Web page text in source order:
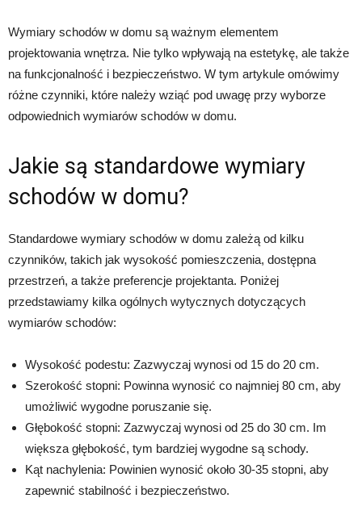
Wymiary schodów w domu są ważnym elementem
projektowania wnętrza. Nie tylko wpływają na estetykę, ale także
na funkcjonalność i bezpieczeństwo. W tym artykule omówimy
różne czynniki, które należy wziąć pod uwagę przy wyborze
odpowiednich wymiarów schodów w domu.
Jakie są standardowe wymiary
schodów w domu?
Standardowe wymiary schodów w domu zależą od kilku
czynników, takich jak wysokość pomieszczenia, dostępna
przestrzeń, a także preferencje projektanta. Poniżej
przedstawiamy kilka ogólnych wytycznych dotyczących
wymiarów schodów:
Wysokość podestu: Zazwyczaj wynosi od 15 do 20 cm.
Szerokość stopni: Powinna wynosić co najmniej 80 cm, aby
umożliwić wygodne poruszanie się.
Głębokość stopni: Zazwyczaj wynosi od 25 do 30 cm. Im
większa głębokość, tym bardziej wygodne są schody.
Kąt nachylenia: Powinien wynosić około 30-35 stopni, aby
zapewnić stabilność i bezpieczeństwo.